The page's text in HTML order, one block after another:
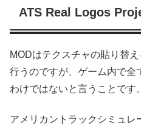
ATS Real Logos
MODはテクスチャの貼り替
行うのですが、ゲーム内で全
わけではないと言うことです。
アメリカントラックシミュレ